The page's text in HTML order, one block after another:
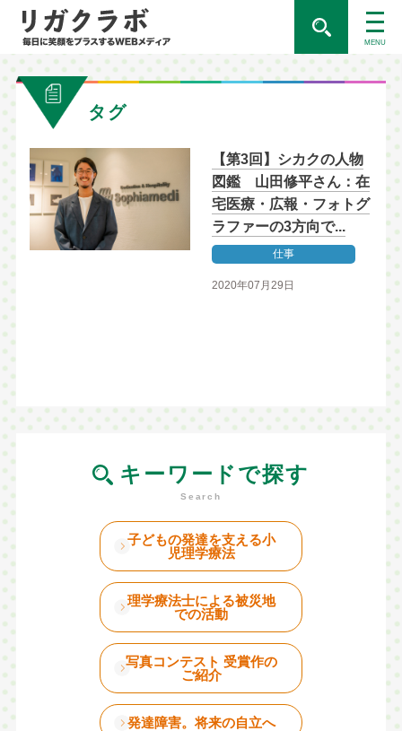
MENU
タグ
【第3回】シカクの人物
図鑑 山田修平さん：在
宅医療・広報・フォトグ
ラファーの3方向で...
仕事
2020年07月29日
キーワードで探す
子どもの発達を支える小
児理学療法
理学療法士による被災地
での活動
写真コンテスト 受賞作の
ご紹介
発達障害。将来の自立へ